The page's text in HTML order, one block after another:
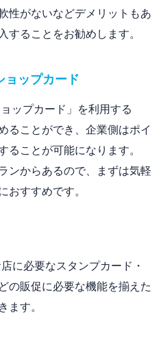
性がないなどデメリットもあ
することをお勧めします。
ョップカード
ップカード」を利用する
ることができ、企業側はポイ
ることが可能になります。
ンからあるので、まずは気軽
おすすめです。
に必要なスタンプカード・
の販促に必要な機能を揃えた
ます。